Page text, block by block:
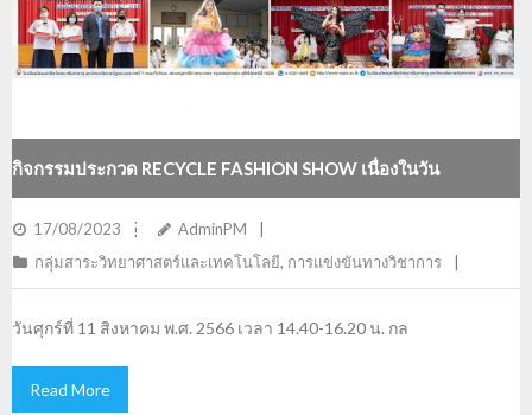
กิจกรรมประกวด RECYCLE FASHION SHOW เนื่องในวัน
วิทยาศาสตร์แห่งชาติ พ.ศ. 2566
17/08/2023
AdminPM
กลุ่มสาระวิทยาศาสตร์และเทคโนโลยี, การแข่งขันทางวิชาการ
วันศุกร์ที่ 11 สิงหาคม พ.ศ. 2566 เวลา 14.40-16.20 น. กล
Read More